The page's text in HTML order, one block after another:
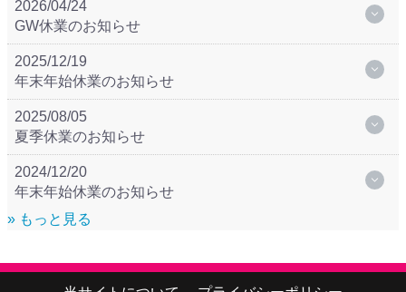
2026/04/24
GW休業のお知らせ
2025/12/19
年末年始休業のお知らせ
2025/08/05
夏季休業のお知らせ
2024/12/20
年末年始休業のお知らせ
» もっと見る